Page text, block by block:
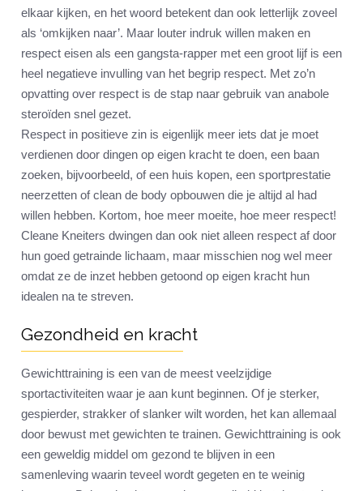
elkaar kijken, en het woord betekent dan ook letterlijk zoveel
als ‘omkijken naar’. Maar louter indruk willen maken en
respect eisen als een gangsta-rapper met een groot lijf is een
heel negatieve invulling van het begrip respect. Met zo’n
opvatting over respect is de stap naar gebruik van anabole
steroïden snel gezet.
Respect in positieve zin is eigenlijk meer iets dat je moet
verdienen door dingen op eigen kracht te doen, een baan
zoeken, bijvoorbeeld, of een huis kopen, een sportprestatie
neerzetten of clean de body opbouwen die je altijd al had
willen hebben. Kortom, hoe meer moeite, hoe meer respect!
Cleane Kneiters dwingen dan ook niet alleen respect af door
hun goed getrainde lichaam, maar misschien nog wel meer
omdat ze de inzet hebben getoond op eigen kracht hun
idealen na te streven.
Gezondheid en kracht
Gewichttraining is een van de meest veelzijdige
sportactiviteiten waar je aan kunt beginnen. Of je sterker,
gespierder, strakker of slanker wilt worden, het kan allemaal
door bewust met gewichten te trainen. Gewichttraining is ook
een geweldig middel om gezond te blijven in een
samenleving waarin teveel wordt gegeten en te weinig